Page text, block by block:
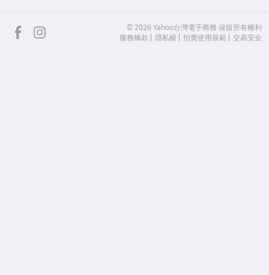
facebook ©2026 Yahoo台灣電子商務 保留所有權利
服務條款
隱私權 拍賣使用規範 交易安全